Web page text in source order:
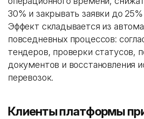
30% и закрывать заявки до
Эффект складывается из
повседневных процессов:
тендеров, проверки статусов,
документов и восстановления
перевозок.
Клиенты платформы